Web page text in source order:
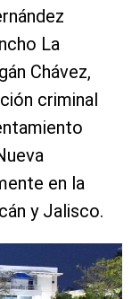
La
Chávez,
criminal
en la
y Jalisco.